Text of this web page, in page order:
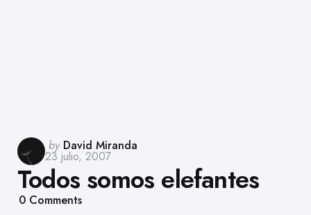
Posted
by
by David Miranda
23 julio, 2007
Todos somos elefantes
0 Comments